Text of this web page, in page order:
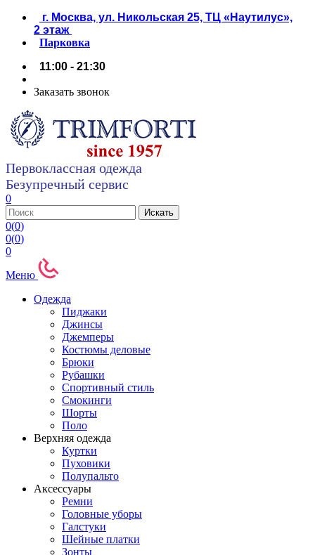
г. Москва, ул. Никольская 25, ТЦ «Наутилус»,
2 этаж
Парковка
11:00 - 21:30
Заказать звонок
Первоклассная одежда
Безупречный сервис
0
0(0)
0(0)
0
Меню
Одежда
Пиджаки
Джинсы
Джемперы
Костюмы деловые
Брюки
Рубашки
Спортивный стиль
Смокинги
Шорты
Поло
Верхняя одежда
Куртки
Пуховики
Полупальто
Аксессуары
Ремни
Головные уборы
Галстуки
Шейные платки
Зонты